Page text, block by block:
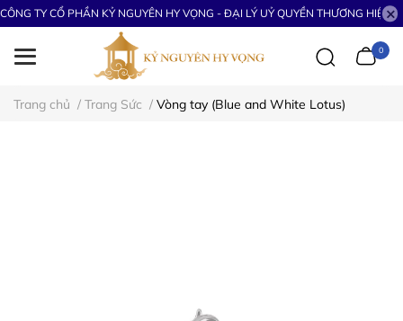
CÔNG TY CỔ PHẦN KỶ NGUYÊN HY VỌNG - ĐẠI LÝ UỶ QUYỀN THƯƠNG HIỆU
0
Trang chủ / Trang Sức / Vòng tay (Blue and White Lotus)